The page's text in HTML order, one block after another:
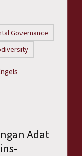
Governance
Adat